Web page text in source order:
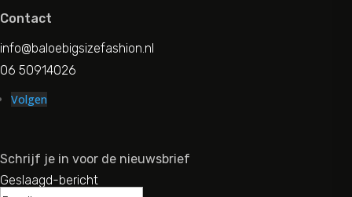
Contact
info@baloebigsizefashion.nl
06 50914026
Volgen
Schrijf je in voor de nieuwsbrief
Geslaagd-bericht